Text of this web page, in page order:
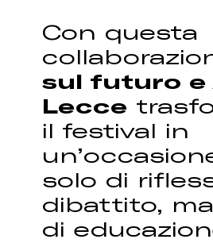
Con questa
sul futuro e
Lecce
il festival in
solo di
dibattito,
di